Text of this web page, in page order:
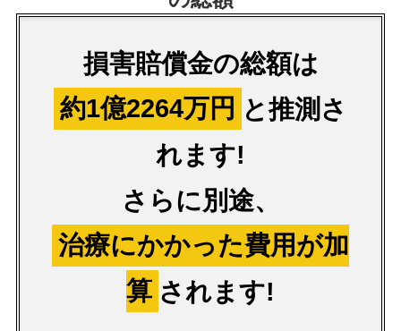
損害賠償金の総額は
約1億2264万円 と推測さ
れます!
さらに別途、
治療にかかった費用が加
算 されます!